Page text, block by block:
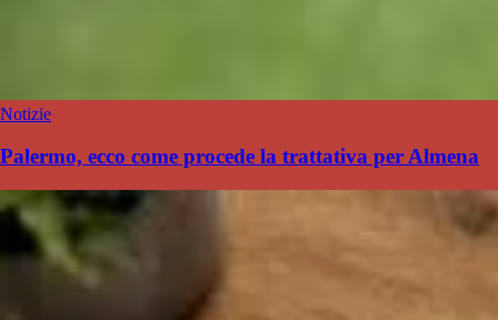
Notizie
Palermo, ecco come procede la trattativa per Almena